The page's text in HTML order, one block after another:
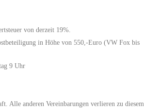
von derzeit 19%.
in Höhe von 550,-Euro (VW Fox bis
9 Uhr
Alle anderen Vereinbarungen verlieren zu diesem